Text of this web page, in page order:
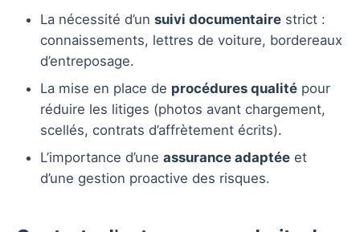
La nécessité d’un suivi documentaire strict :
connaissements, lettres de voiture, bordereaux
d’entreposage.
La mise en place de procédures qualité pour
réduire les litiges (photos avant chargement,
scellés, contrats d’affrètement écrits).
L’importance d’une assurance adaptée et
d’une gestion proactive des risques.